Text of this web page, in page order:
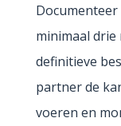
minimaal drie
definitieve
partner de
voeren en